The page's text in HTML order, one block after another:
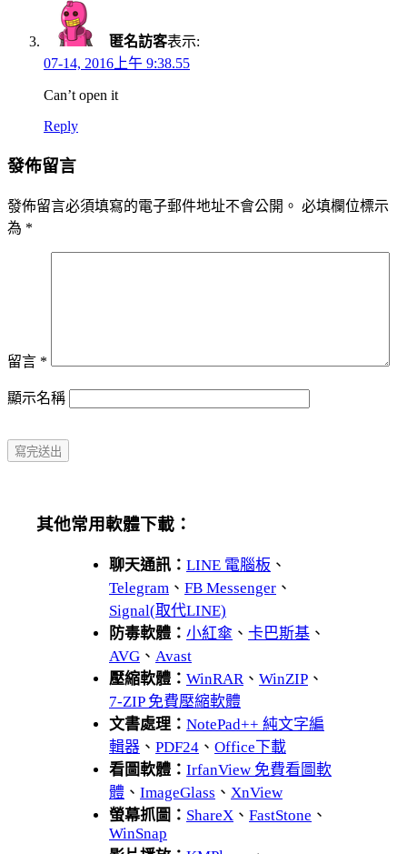
匿名訪客表示:
07-14, 2016上午 9:38.55
Can’t open it
Reply
發佈留言
發佈留言必須填寫的電子郵件地址不會公開。 必填欄位標示
為 *
留言 *
顯示名稱
其他常用軟體下載：
聊天通訊： LINE 電腦板 、
Telegram 、 FB Messenger 、
Signal(取代LINE)
防毒軟體： 小紅傘 、 卡巴斯基 、
AVG 、 Avast
壓縮軟體： WinRAR、 WinZIP 、
7-ZIP 免費壓縮軟體
文書處理： NotePad++ 純文字編
輯器 、 PDF24 、 Office下載
看圖軟體： IrfanView 免費看圖軟
體 、 ImageGlass 、 XnView
螢幕抓圖： ShareX 、 FastStone 、
WinSnap